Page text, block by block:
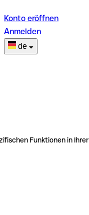
Konto eröffnen
Anmelden
de
Funktionen in Ihrer